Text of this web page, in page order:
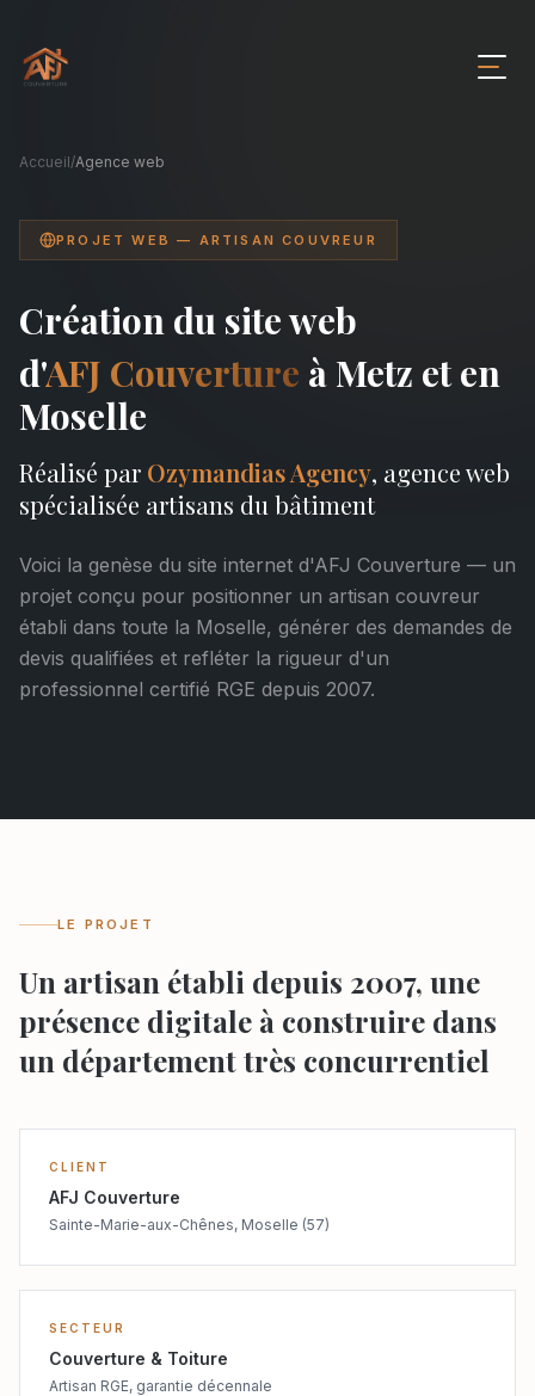
Accueil/Agence web
PROJET WEB — ARTISAN COUVREUR
Création du site web
d'AFJ Couverture à Metz et en
Moselle
Réalisé par Ozymandias Agency, agence web
spécialisée artisans du bâtiment
Voici la genèse du site internet d'AFJ Couverture — un
projet conçu pour positionner un artisan couvreur
établi dans toute la Moselle, générer des demandes de
devis qualifiées et refléter la rigueur d'un
professionnel certifié RGE depuis 2007.
LE PROJET
Un artisan établi depuis 2007, une
présence digitale à construire dans
un département très concurrentiel
CLIENT
AFJ Couverture
Sainte-Marie-aux-Chênes, Moselle (57)
SECTEUR
Couverture & Toiture
Artisan RGE, garantie décennale